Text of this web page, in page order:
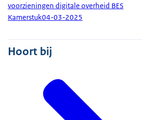
voorzieningen digitale overheid BES
Kamerstuk04-03-2025
Hoort bij